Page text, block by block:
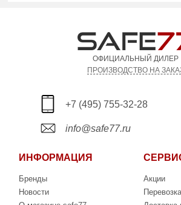
ОФИЦИАЛЬНЫЙ ДИЛЕР
ПРОИЗВОДСТВО НА
+7 (495) 755-32-28
info@safe77.ru
ИНФОРМАЦИЯ
Бренды
Новости
Акции